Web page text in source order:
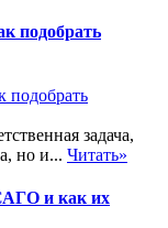
подобрать
задача,
но и... Читать»
и как их